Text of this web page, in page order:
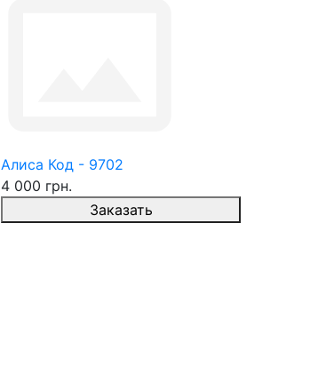
Алиса Код - 9702
4 000 грн.
Заказать